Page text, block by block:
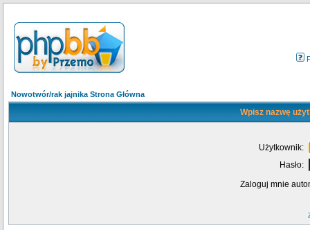
Nowotwór/rak jajnika Strona Główna
Wpisz nazwę
Użytkownik:
Hasło:
Zaloguj mnie